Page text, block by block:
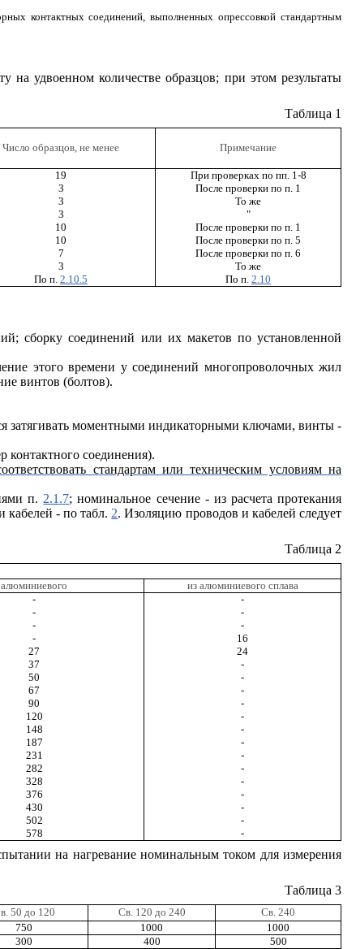
контактных соединений, выполненных опрессовкой стандартным
удвоенном количестве образцов; при этом результаты
Таблица 1
Число образцов, не менее
Примечание
19
При проверках по пп. 1-8
3
После проверки по п. 1
3
То же
3
"
10
После проверки по п. 1
10
После проверки по п. 5
7
После проверки по п. 6
3
То же
По п. 2.10.5 По п. 2.10
сборку соединений или их макетов по установленной
этого времени у соединений многопроволочных жил
винтов (болтов).
затягивать моментными индикаторными ключами, винты -
соединения).
стандартам или техническим условиям на
п. 2.1.7; номинальное сечение - из расчета протекания
кабелей - по табл. 2. Изоляцию проводов и кабелей следует
Таблица 2
алюминиевого
из алюминиевого сплава
-
-
-
-
-
-
-
16
27
24
37
-
50
-
67
-
90
-
120
-
148
-
187
-
231
-
282
-
328
-
376
-
430
-
502
-
578 -
на нагревание номинальным током для измерения
Таблица 3
50 до 120 Св. 120 до 240
Св. 240
750 1000
1000
300 400
500